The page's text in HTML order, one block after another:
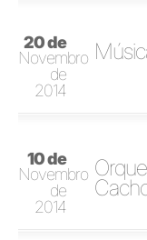
20 de
Novembro
de
2014
10 de
Novembro
de
2014